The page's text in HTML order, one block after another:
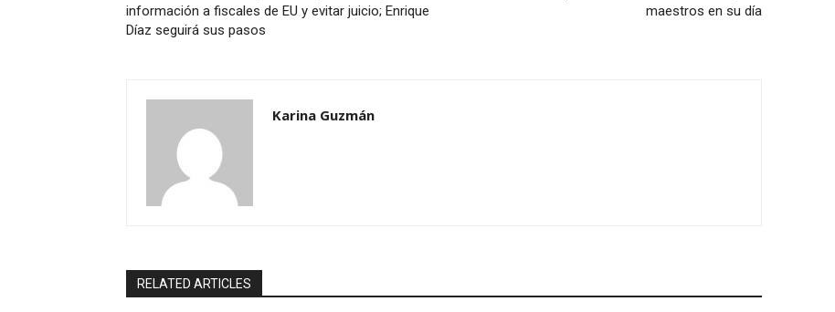
información a fiscales de EU y evitar juicio; Enrique
Díaz seguirá sus pasos
maestros en su día
Karina Guzmán
RELATED ARTICLES